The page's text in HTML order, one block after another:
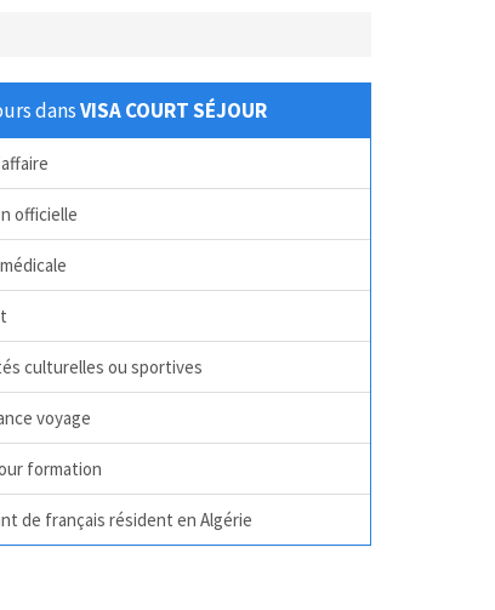
dansVISA COURT SÉJOUR
officielle
culturelles ou sportives
voyage
formation
de français résident en Algérie